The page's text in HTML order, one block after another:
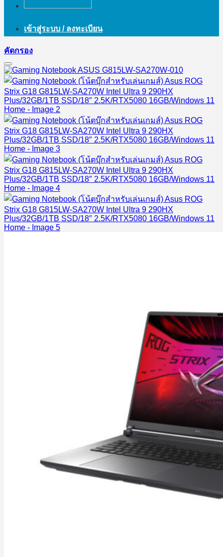
เข้าสู่ระบบ / ลงทะเบียน
คัดกรอง